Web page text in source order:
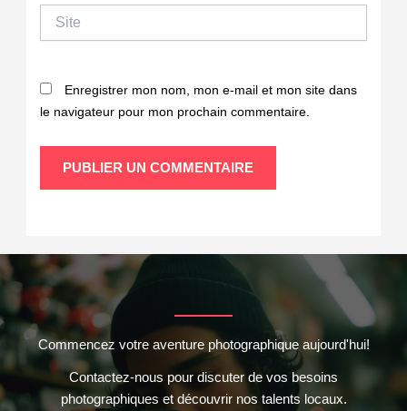
Enregistrer mon nom, mon e-mail et mon site dans
le navigateur pour mon prochain commentaire.
Commencez votre aventure photographique aujourd'hui!
Contactez-nous pour discuter de vos besoins
photographiques et découvrir nos talents locaux.